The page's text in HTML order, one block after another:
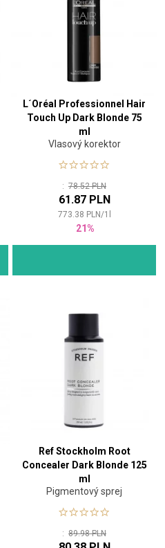
L´Oréal Professionnel Hair
Touch Up Dark Blonde 75
ml
Vlasový korektor
: 78.52 PLN
61.87 PLN
773.38 PLN/1
21%
Ref Stockholm Root
Concealer Dark Blonde 125
ml
Pigmentový sprej
: 89.98 PLN